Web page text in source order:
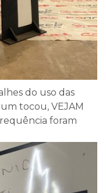
do uso das
tocou, VEJAM
foram